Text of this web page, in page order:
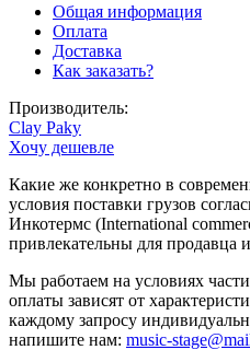
Общая информация
Оплата
Доставка
Как заказать?
Производитель:
Clay Paky
Хочу дешевле
Какие же конкретно в
условия поставки грузов
Инкотермс (International
привлекательны для продавца
Мы работаем на условиях
оплаты зависят от
каждому запросу
напишите нам: music-